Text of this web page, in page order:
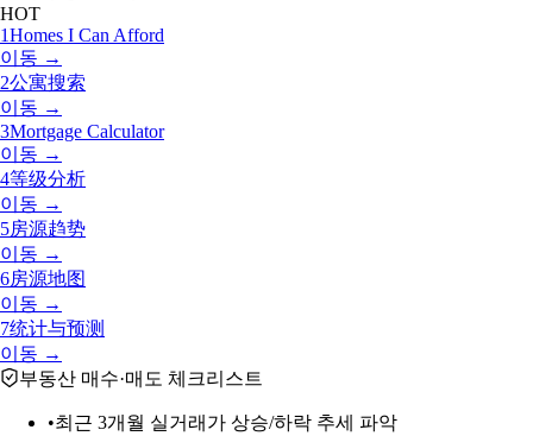
HOT
1Homes I Can Afford
이동 →
2公寓搜索
이동 →
3Mortgage Calculator
이동 →
4等级分析
이동 →
5房源趋势
이동 →
6房源地图
이동 →
7统计与预测
이동 →
부동산 매수·매도 체크리스트
•최근 3개월 실거래가 상승/하락 추세 파악